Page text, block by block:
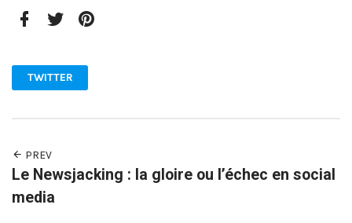
TWITTER
PREV
Le Newsjacking : la gloire ou l’échec en social
media